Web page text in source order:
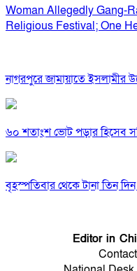
Woman Allegedly Gang-
Religious Festival; One
নাগরপুরে জামায়াতে ইসলামীর
৬০ শতাংশ ভোট পড়ার হিসেব
বৃহস্পতিবার থেকে টানা তিন দিন
Editor in